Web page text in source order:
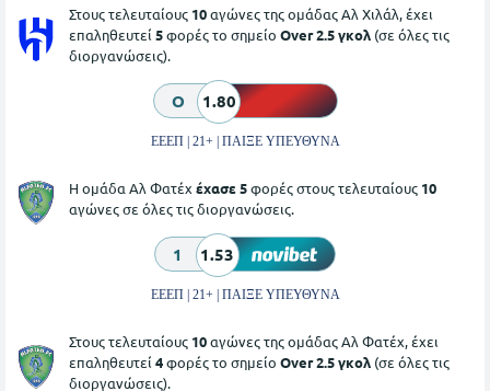
Στους τελευταίους 10αγώνες της ομάδας Αλ Χιλάλ, έχει
επαληθευτεί 5φορές το σημείο Over 2.5 γκολ (σε όλες τις
διοργανώσεις).
O 1.80
ΕΕΕΠ | 21+ | ΠΑΙΞΕ ΥΠΕΥΘΥΝΑ
Η ομάδα Αλ Φατέχ έχασε 5φορές στους τελευταίους 10
αγώνες σε όλες τις διοργανώσεις.
1 1.53
ΕΕΕΠ | 21+ | ΠΑΙΞΕ ΥΠΕΥΘΥΝΑ
Στους τελευταίους 10αγώνες της ομάδας Αλ Φατέχ, έχει
επαληθευτεί 4φορές το σημείο Over 2.5 γκολ (σε όλες τις
διοργανώσεις).